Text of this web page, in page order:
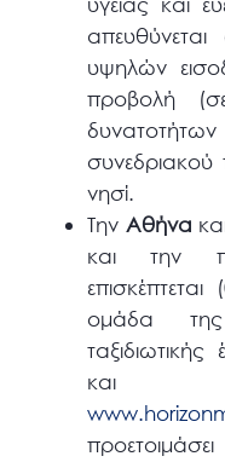
υψηλών
προβολή
νησί.
Την Αθήνα
και την
ομάδα της
και